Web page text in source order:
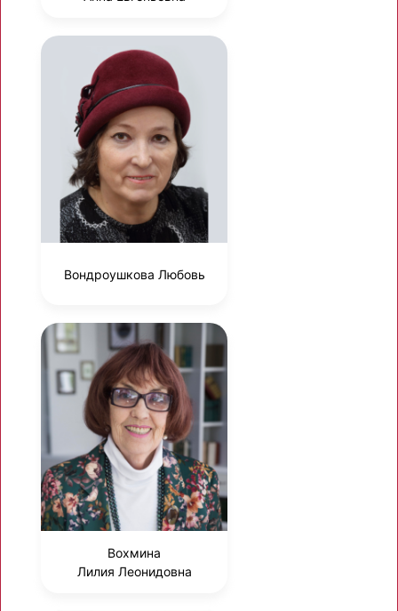
Вондроушкова Любовь
Вохмина
Лилия Леонидовна